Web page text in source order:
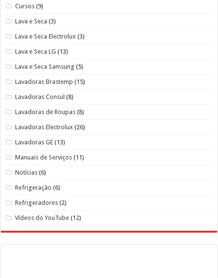
Cursos (9)
Lava e Seca (3)
Lava e Seca Electrolux (3)
Lava e Seca LG (13)
Lava e Seca Samsung (5)
Lavadoras Brastemp (15)
Lavadoras Consul (8)
Lavadoras de Roupas (8)
Lavadoras Electrolux (26)
Lavadoras GE (13)
Manuais de Serviços (11)
Notícias (6)
Refrigeração (6)
Refrigeradores (2)
Vídeos do YouTube (12)